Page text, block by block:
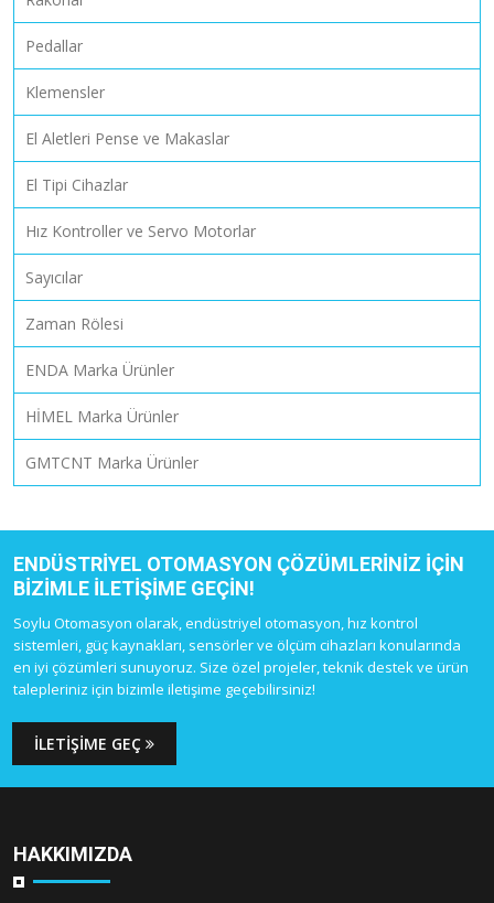
Pedallar
Klemensler
El Aletleri Pense ve Makaslar
El Tipi Cihazlar
Hız Kontroller ve Servo Motorlar
Sayıcılar
Zaman Rölesi
ENDA Marka Ürünler
HİMEL Marka Ürünler
GMTCNT Marka Ürünler
ENDÜSTRIYEL OTOMASYON ÇÖZÜMLERINIZ IÇIN
BIZIMLE ILETIŞIME GEÇIN!
Soylu Otomasyon olarak, endüstriyel otomasyon, hız kontrol
sistemleri, güç kaynakları, sensörler ve ölçüm cihazları konularında
en iyi çözümleri sunuyoruz. Size özel projeler, teknik destek ve ürün
talepleriniz için bizimle iletişime geçebilirsiniz!
İLETIŞIME GEÇ
HAKKIMIZDA